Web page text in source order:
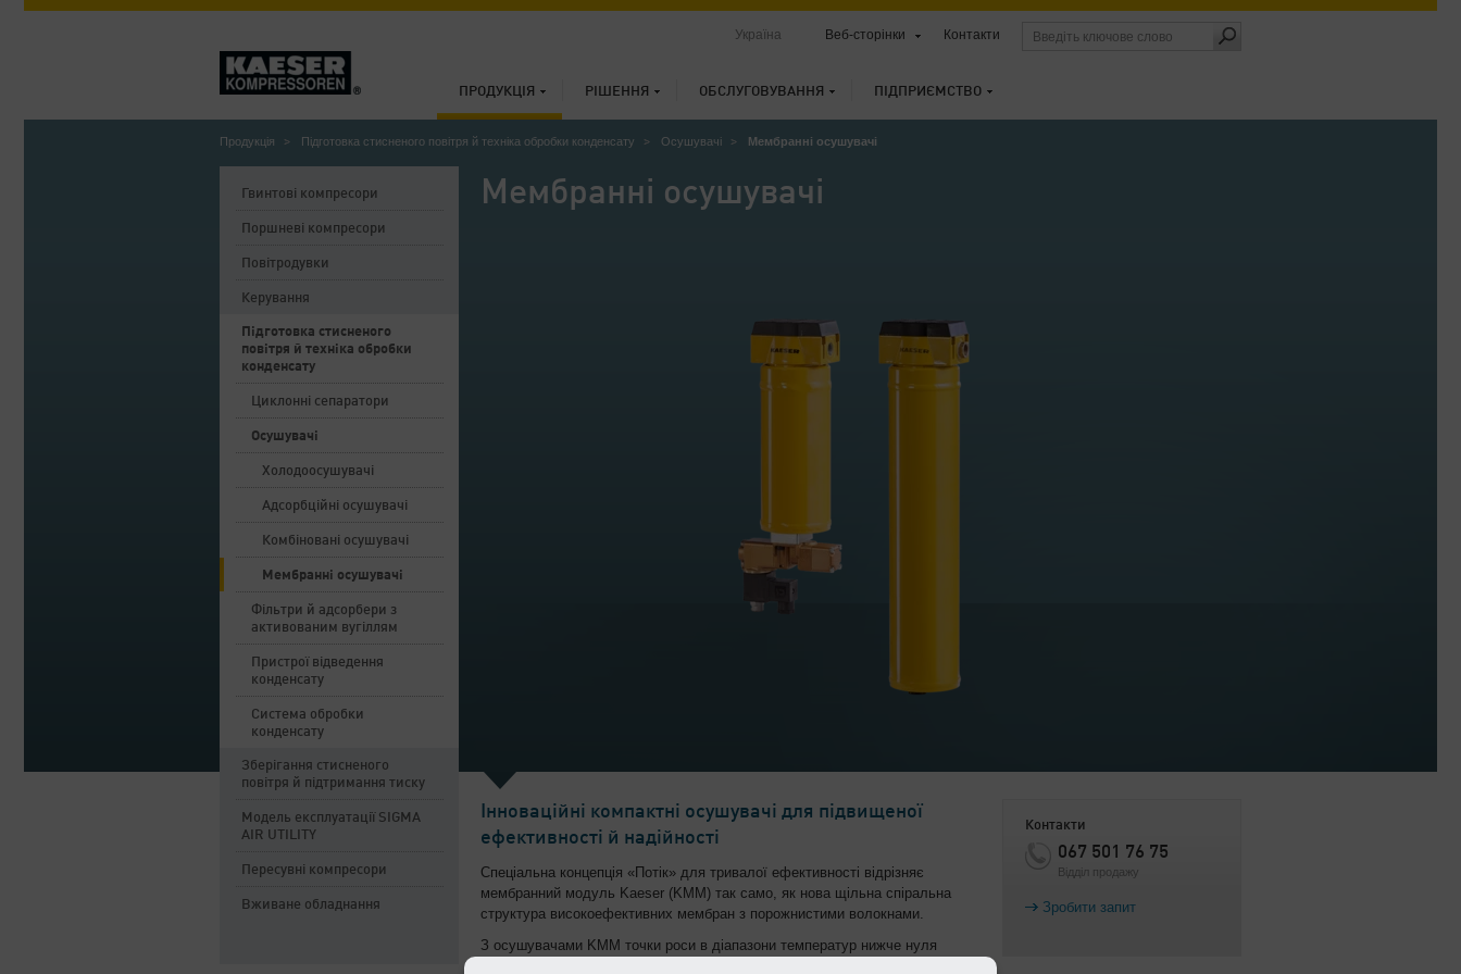
ПРОДУКЦІЯ РІШЕННЯ ОБСЛУГОВУВАННЯ ПІДПРИЄМСТВО
Україна Веб-сторінки Контакти
Продукція Підготовка стисненого повітря й техніка обробки конденсату Осушувачі Мембранні осушувачі
Мембранні осушувачі
Гвинтові компресори
Поршневі компресори
Повітродувки
Керування
Підготовка стисненого
повітря й техніка обробки
конденсату
Циклонні сепаратори
Осушувачі
Холодоосушувачі
Адсорбційні осушувачі
Комбіновані осушувачі
Мембранні осушувачі
Фільтри й адсорбери з
активованим вугіллям
Пристрої відведення
конденсату
Система обробки
конденсату
Зберігання стисненого
повітря й підтримання тиску
Модель експлуатації SIGMA
AIR UTILITY
Пересувні компресори
Вживане обладнання
Інноваційні компактні осушувачі для підвищеної
ефективності й надійності
Спеціальна концепція «Потік» для тривалої ефективності відрізняє
мембранний модуль Kaeser (KMM) так само, як нова щільна спіральна
структура високоефективних мембран з порожнистими волокнами.
З осушувачами KMM точки роси в діапазони температур нижче нуля
Контакти
067 501 76 75
Відділ продажу
Зробити запит